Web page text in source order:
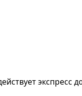
экспресс